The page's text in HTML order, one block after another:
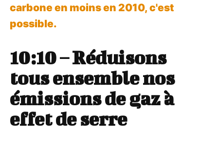
carbone en moins en 2010, c'est
possible.
10:10 – Réduisons
tous ensemble nos
émissions de gaz à
effet de serre